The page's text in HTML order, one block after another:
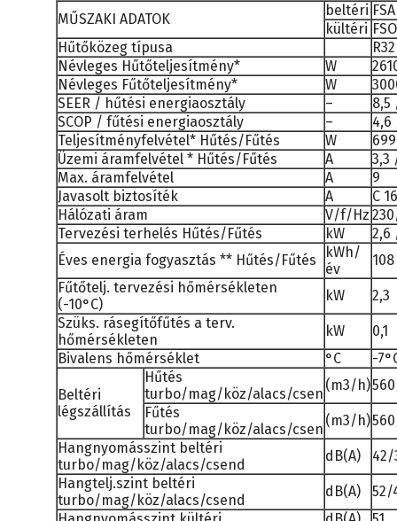
MŰSZAKI ADATOK
beltéri
kültéri
Hűtőközeg típusa
R32
Névleges Hűtőteljesítmény*
W
Névleges Fűtőteljesítmény*
W
SEER / hűtési energiaosztály
–
8,5
SCOP / fűtési energiaosztály
–
4,6
Teljesítményfelvétel* Hűtés/Fűtés
W
Üzemi áramfelvétel * Hűtés/Fűtés
A
3,3
Max. áramfelvétel
A
9
Javasolt biztosíték
A
C
Hálózati áram
V/f/Hz
Tervezési terhelés Hűtés/Fűtés
kW
2,6
Éves energia fogyasztás ** Hűtés/Fűtés
kWh/
év
Fűtőtelj. tervezési hőmérsékleten
(-10°C)
kW
2,3
Szüks. rásegítőfűtés a terv.
hőmérsékleten
kW
0,1
Bivalens hőmérséklet
°C -
Beltéri
légszállítás
Hűtés
turbo/mag/köz/alacs/csen
(m3/h)
Fűtés
turbo/mag/köz/alacs/csen
(m3/h)
Hangnyomásszint beltéri
turbo/mag/köz/alacs/csend
dB(A)
42/
Hangtelj.szint beltéri
turbo/mag/köz/alacs/csend
dB(A)
52/